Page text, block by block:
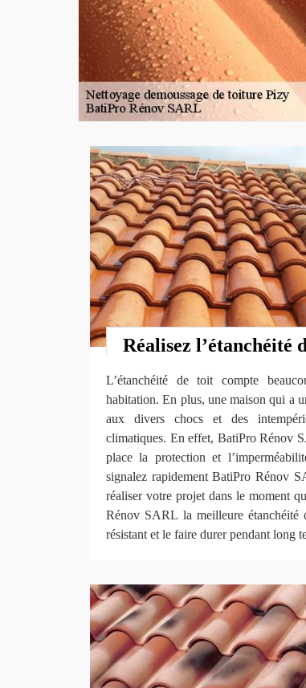
Réalisez l’étanchéité
L’étanchéité de toit compte
habitation. En plus, une maison qui a
aux divers chocs et des
climatiques. En effet, BatiPro Rénov
place la protection et
signalez rapidement BatiPro Rénov
réaliser votre projet dans le moment
Rénov SARL la meilleure
résistant et le faire durer pendant long